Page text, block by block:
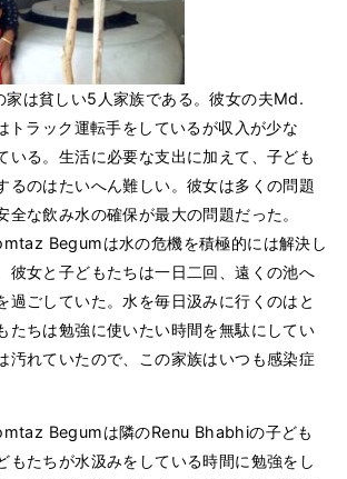
は貧しい5人家族である。彼女の夫Md.
ラック運転手をしているが収入が少な
いる。生活に必要な支出に加えて、子ども
るのはたいへん難しい。彼女は多くの問題
全な飲み水の確保が最大の問題だった。
Begumは水の危機を積極的には解決し
彼女と子どもたちは一日二回、遠くの池へ
過ごしていた。水を毎日汲みに行くのはと
たちは勉強に使いたい時間を無駄にしてい
汚れていたので、この家族はいつも感染症
Begumは隣のRenu Bhabhiの子ども
もたちが水汲みをしている時間に勉強をし